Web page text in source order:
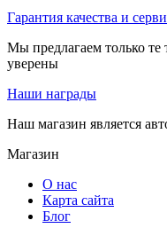
Гарантия качества и
Мы предлагаем только те
уверены
Наши награды
Наш магазин является
Магазин
О нас
Карта сайта
Блог